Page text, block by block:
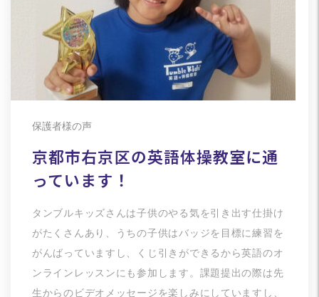
保護者様の声
京都市右京区の英語体操教室に通
っています！
タンブルキッズさんは子供のやる気を引き出す仕掛け
がたくさんあり、うちの子供はバッジを目標に練習を
がんばっていますし、くじ引きができるから英語のオ
ンラインレッスンにも参加します。課題提出の際は先
生からのビデオメッセージを楽しみにしていますし、